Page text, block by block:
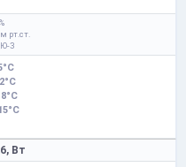
рт.ст.
З
Вт